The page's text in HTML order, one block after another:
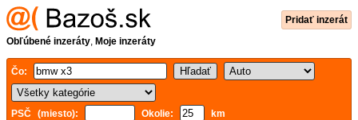
Pridať inzerát
Obľúbené inzeráty, Moje inzeráty
Čo:
PSČ (miesto): Okolie:
km